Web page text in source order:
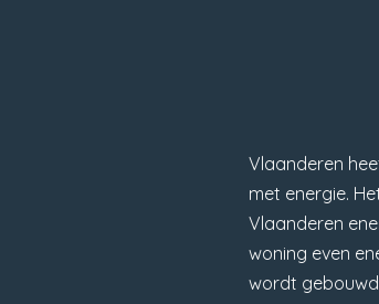
Vlaanderen
met energie.
Vlaanderen
woning even
wordt